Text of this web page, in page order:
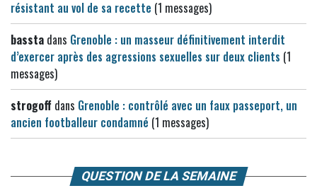
résistant au vol de sa recette (1 messages)
bassta dans Grenoble : un masseur définitivement interdit
d’exercer après des agressions sexuelles sur deux clients (1
messages)
strogoff dans Grenoble : contrôlé avec un faux passeport, un
ancien footballeur condamné (1 messages)
QUESTION DE LA SEMAINE